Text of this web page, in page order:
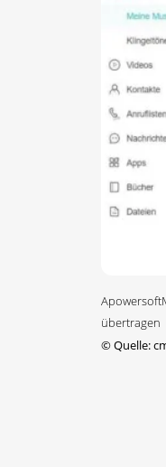
übertragen
©Quelle: